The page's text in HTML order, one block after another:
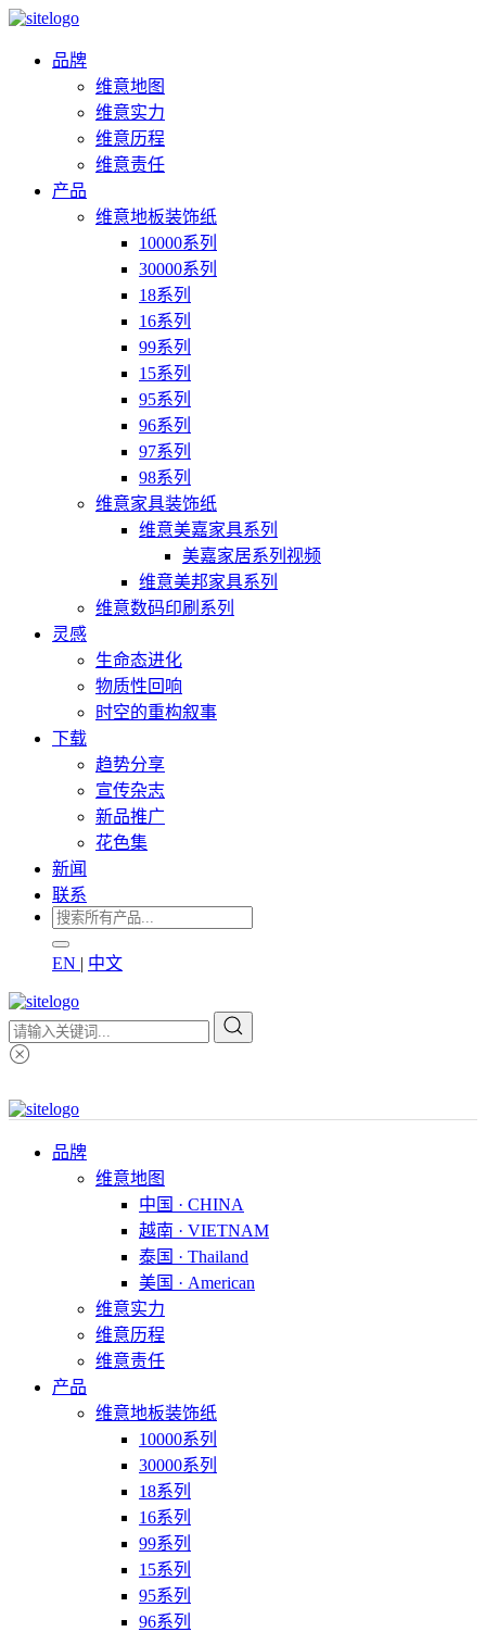
品牌
维意地图
维意实力
维意历程
维意责任
产品
维意地板装饰纸
10000系列
30000系列
18系列
16系列
99系列
15系列
95系列
96系列
97系列
98系列
维意家具装饰纸
维意美嘉家具系列
美嘉家居系列视频
维意美邦家具系列
维意数码印刷系列
灵感
生命态进化
物质性回响
时空的重构叙事
下载
趋势分享
宣传杂志
新品推广
花色集
新闻
联系
EN | 中文
品牌
维意地图
中国 · CHINA
越南 · VIETNAM
泰国 · Thailand
美国 · American
维意实力
维意历程
维意责任
产品
维意地板装饰纸
10000系列
30000系列
18系列
16系列
99系列
15系列
95系列
96系列